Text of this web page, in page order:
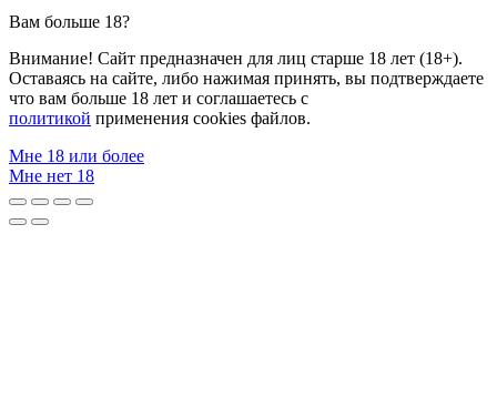
Вам больше 18?
Внимание! Сайт предназначен для лиц старше 18 лет (18+).
Оставаясь на сайте, либо нажимая принять, вы подтверждаете
что вам больше 18 лет и соглашаетесь с
политикой применения cookies файлов.
Мне 18 или более
Мне нет 18